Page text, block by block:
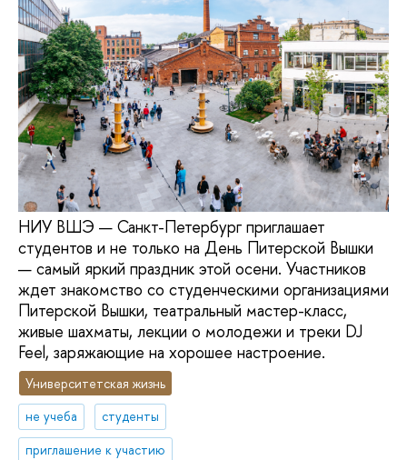
НИУ ВШЭ — Санкт-Петербург приглашает
студентов и не только на День Питерской Вышки
— самый яркий праздник этой осени. Участников
ждет знакомство со студенческими организациями
Питерской Вышки, театральный мастер-класс,
живые шахматы, лекции о молодежи и треки DJ
Feel, заряжающие на хорошее настроение.
Университетская жизнь
не учеба
студенты
приглашение к участию